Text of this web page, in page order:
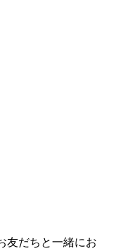
友だちと一緒にお